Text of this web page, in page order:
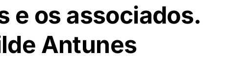
e os associados.
Antunes